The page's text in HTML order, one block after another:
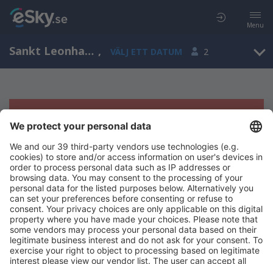
Menu
Sankt Leonhard im Pitztal, Tyrolen, Österrike , VÄLJ ETT DATUM 2
Tyvärr, inga resultat för denna sökning
Försök att söka med andra kriterier
Copyright © eSky.se. Alla rättigheter förbehålls.